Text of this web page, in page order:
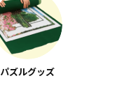
パズルグッズ